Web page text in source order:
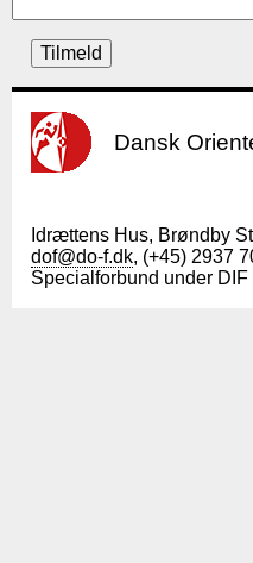
Dansk
Idrættens Hus, Brøndby
dof@do-f.dk, (+45) 2937
Specialforbund under DIF